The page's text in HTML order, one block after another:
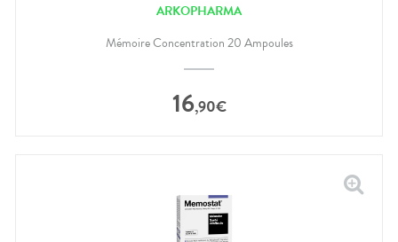
ARKOPHARMA
Mémoire Concentration 20 Ampoules
16,90€